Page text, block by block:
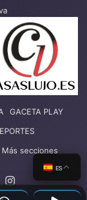
GACETA PLAY
Más secciones
Instagram
ES